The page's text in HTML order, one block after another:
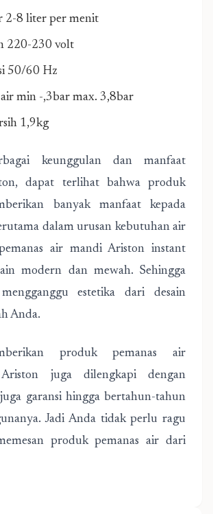
2-8 liter per menit
220-230 volt
50/60 Hz
air min -,3bar max. 3,8bar
1,9kg
keunggulan dan manfaat
dapat terlihat bahwa produk
banyak manfaat kepada
dalam urusan kebutuhan air
air mandi Ariston instant
modern dan mewah. Sehingga
estetika dari desain
Anda.
produk pemanas air
Ariston juga dilengkapi dengan
garansi hingga bertahun-tahun
Jadi Anda tidak perlu ragu
produk pemanas air dari